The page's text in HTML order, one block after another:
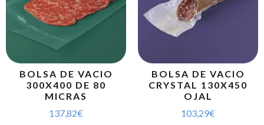
BOLSA DE VACIO
300X400 DE 80
MICRAS
137,82€
BOLSA DE VACIO
CRYSTAL 130X450
OJAL
103,29€